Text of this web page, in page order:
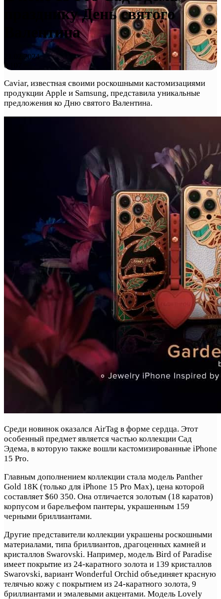
празднику День святого
Валентина
21.02.2024
0
Caviar, известная своими роскошными кастомизациями
продукции Apple и Samsung, представила уникальные
предложения ко Дню святого Валентина.
Среди новинок оказался AirTag в форме сердца. Этот
особенный предмет является частью коллекции Сад
Эдема, в которую также вошли кастомизированные iPhone
15 Pro.
Главным дополнением коллекции стала модель Panther
Gold 18K (только для iPhone 15 Pro Max), цена которой
составляет $60 350. Она отличается золотым (18 каратов)
корпусом и барельефом пантеры, украшенным 159
черными бриллиантами.
Другие представители коллекции украшены роскошными
материалами, типа бриллиантов, драгоценных камней и
кристаллов Swarovski. Например, модель Bird of Paradise
имеет покрытие из 24-каратного золота и 139 кристаллов
Swarovski, вариант Wonderful Orchid объединяет красную
телячью кожу с покрытием из 24-каратного золота, 9
бриллиантами и эмалевыми акцентами. Модель Lovely